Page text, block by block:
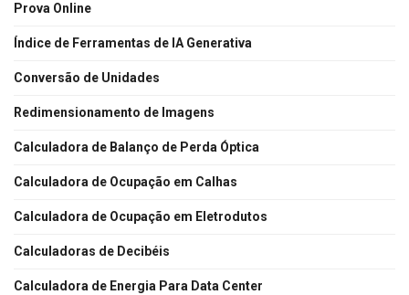
Prova Online
Índice de Ferramentas de IA Generativa
Conversão de Unidades
Redimensionamento de Imagens
Calculadora de Balanço de Perda Óptica
Calculadora de Ocupação em Calhas
Calculadora de Ocupação em Eletrodutos
Calculadoras de Decibéis
Calculadora de Energia Para Data Center